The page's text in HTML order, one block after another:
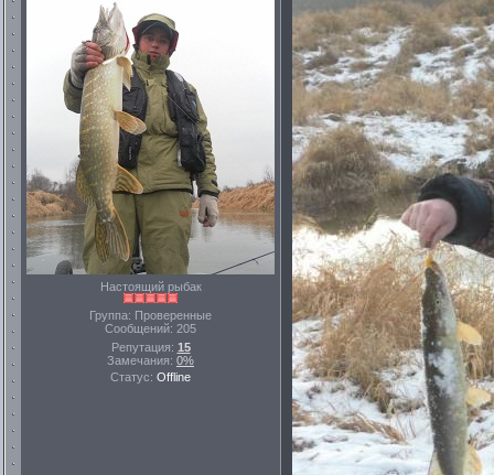
Настоящий рыбак
Группа: Проверенные
Сообщений: 205
Репутация: 15
Замечания: 0%
Статус: Offline